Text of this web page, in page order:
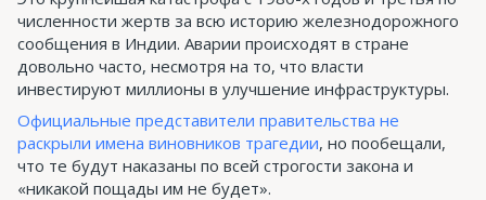
численности жертв за всю историю железнодорожного
сообщения в Индии. Аварии происходят в стране
довольно часто, несмотря на то, что власти
инвестируют миллионы в улучшение инфраструктуры.
Официальные представители правительства не
раскрыли имена виновников трагедии, но пообещали,
что те будут наказаны по всей строгости закона и
«никакой пощады им не будет».